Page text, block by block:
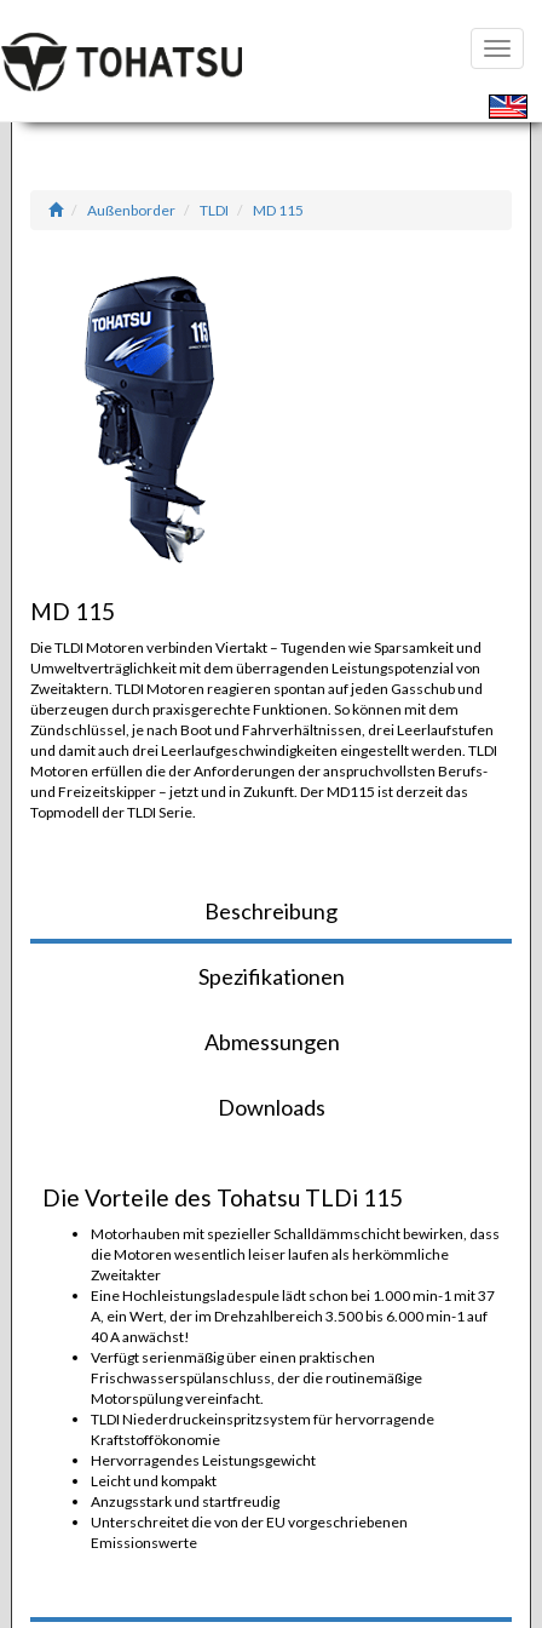
öffnen
Außenborder TLDI MD 115
MD 115
Die TLDI Motoren verbinden Viertakt – Tugenden wie Sparsamkeit und
Umweltverträglichkeit mit dem überragenden Leistungspotenzial von
Zweitaktern. TLDI Motoren reagieren spontan auf jeden Gasschub und
überzeugen durch praxisgerechte Funktionen. So können mit dem
Zündschlüssel, je nach Boot und Fahrverhältnissen, drei Leerlaufstufen
und damit auch drei Leerlaufgeschwindigkeiten eingestellt werden. TLDI
Motoren erfüllen die der Anforderungen der anspruchvollsten Berufs-
und Freizeitskipper – jetzt und in Zukunft. Der MD115 ist derzeit das
Topmodell der TLDI Serie.
Beschreibung
Spezifikationen
Abmessungen
Downloads
Die Vorteile des Tohatsu TLDi 115
Motorhauben mit spezieller Schalldämmschicht bewirken, dass
die Motoren wesentlich leiser laufen als herkömmliche
Zweitakter
Eine Hochleistungsladespule lädt schon bei 1.000 min-1 mit 37
A, ein Wert, der im Drehzahlbereich 3.500 bis 6.000 min-1 auf
40 A anwächst!
Verfügt serienmäßig über einen praktischen
Frischwasserspülanschluss, der die routinemäßige
Motorspülung vereinfacht.
TLDI Niederdruckeinspritzsystem für hervorragende
Kraftstoffökonomie
Hervorragendes Leistungsgewicht
Leicht und kompakt
Anzugsstark und startfreudig
Unterschreitet die von der EU vorgeschriebenen
Emissionswerte